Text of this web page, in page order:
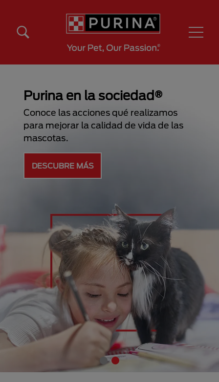
Purina en la sociedad®
Conoce las acciones qué realizamos
para mejorar la calidad de vida de las
mascotas.
DESCUBRE MÁS